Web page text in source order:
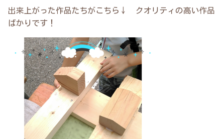
出来上がった作品たちがこちら↓ クオリティの高い作品
ばかりです！